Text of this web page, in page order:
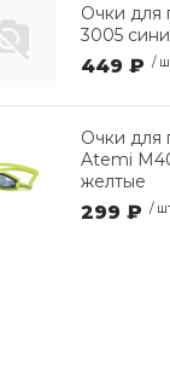
Очки для
3005
449 ₽ /
Очки для
Atemi
желтые
299 ₽ /